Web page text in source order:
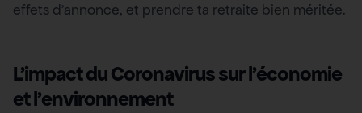
effets d’annonce, et prendre ta retraite bien méritée.
L’impact du Coronavirus sur l’économie
et l’environnement